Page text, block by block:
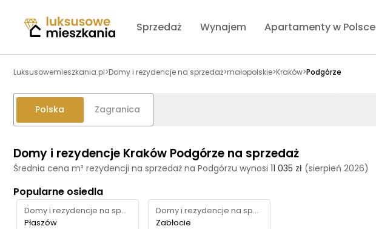
Sprzedaż Wynajem Apartamenty w Polsce
Luksusowemieszkania.pl>Domy i rezydencje na sprzedaż>małopolskie>Kraków>Podgórze
Polska Zagranica
Domy i rezydencje Kraków Podgórze na sprzedaż
Średnia cena m² rezydencji na sprzedaż na Podgórzu wynosi 11 035 zł (sierpień 2026)
Popularne osiedla
Domy i rezydencje na sprzedaż
Płaszów
Domy i rezydencje na sprzedaż
Zabłocie